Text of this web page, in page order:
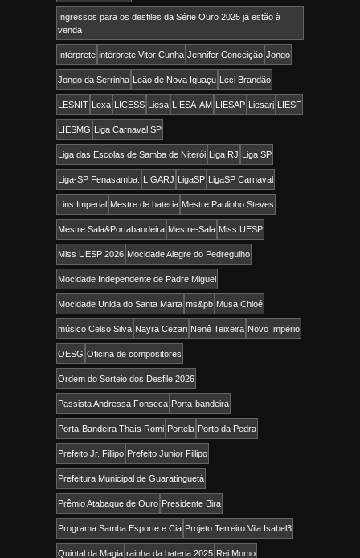
Ingressos para os desfiles da Série Ouro 2025 já estão à
venda
Intérprete intérprete Vitor Cunha Jennifer Conceição Jongo
Jongo da Serrinha Leão de Nova Iguaçu Leci Brandão
LESNIT Lexa LICESS Liesa LIESA-AM LIESAP Liesarj LIESF
LIESMG Liga Carnaval SP
Liga das Escolas de Samba de Niterói Liga RJ Liga SP
Liga-SP Fenasamba. LIGARJ LigaSP LigaSP Carnaval
Lins Imperial Mestre de bateria Mestre Paulinho Steves
Mestre Sala&Portabandeira Mestre-Sala Miss UESP
Miss UESP 2026 Mocidade Alegre do Pedregulho
Mocidade Independente de Padre Miguel
Mocidade Unida do Santa Marta ms&pb Musa Chloé
músico Celso Silva Nayra Cezari Nenê Teixeira Novo Império
OESG Oficina de compositores
Ordem do Sorteio dos Desfile 2026
Passista Andressa Fonseca Porta-bandeira
Porta-Bandeira Thaís Romi Portela Porto da Pedra
Prefeito Jr. Fillipo Prefeito Junior Fillipo
Prefeitura Municipal de Guaratinguetá
Prêmio Atabaque de Ouro Presidente Bira
Programa Samba Esporte e Cia Projeto Terreiro Vila Isabel3
Quintal da Magia rainha da bateria 2025 Rei Momo